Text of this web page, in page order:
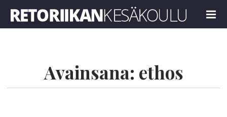
MENU
Avainsana: ethos